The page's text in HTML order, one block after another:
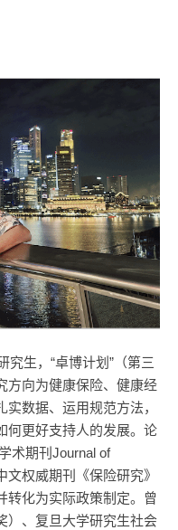
究生，“卓博计划”（第三
方向为健康保险、健康经
数据、运用规范方法，
何更好支持人的发展。论
术期刊Journal of
权威期刊《保险研究》
转化为实际政策制定。曾
）、复旦大学研究生社会